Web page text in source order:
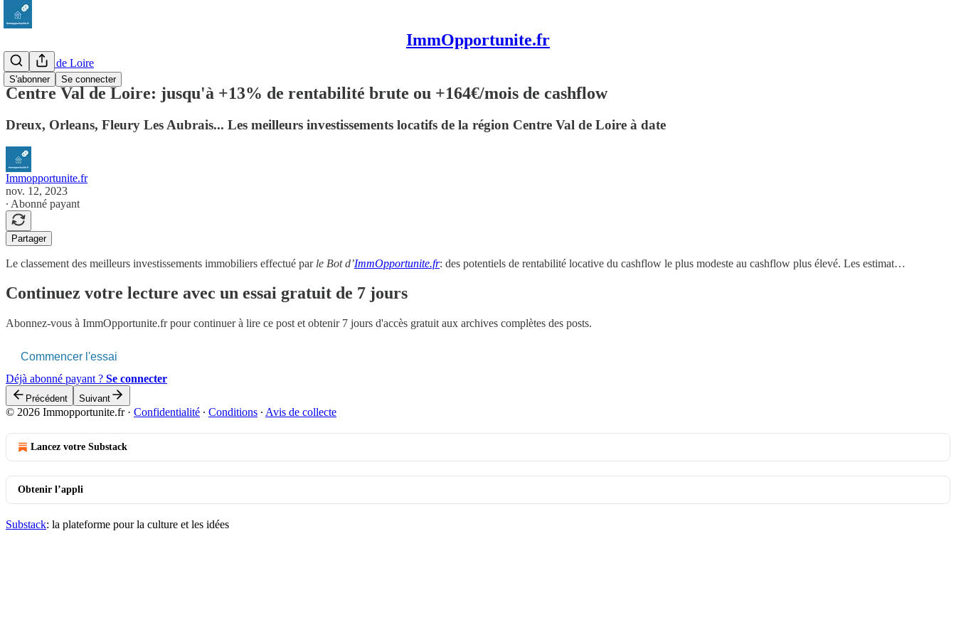
ImmOpportunite.fr
S'abonner Se connecter
Centre Val de Loire
Centre Val de Loire: jusqu'à +13% de rentabilité brute ou +164€/mois de cashflow
Dreux, Orleans, Fleury Les Aubrais... Les meilleurs investissements locatifs de la région Centre Val de Loire à date
Immopportunite.fr
nov. 12, 2023
∙ Abonné payant
Partager
Le classement des meilleurs investissements immobiliers effectué par le Bot d’ImmOpportunite.fr: des potentiels de rentabilité locative du cashflow le plus modeste au cashflow plus élevé. Les estimat…
Continuez votre lecture avec un essai gratuit de 7 jours
Abonnez-vous à ImmOpportunite.frpour continuer à lire ce post et obtenir 7 jours d'accès gratuit aux archives complètes des posts.
Commencer l'essai
Déjà abonné payant ? Se connecter
Précédent Suivant
© 2026 Immopportunite.fr· Confidentialité ∙ Conditions ∙ Avis de collecte
Lancez votre Substack
Obtenir l’appli
Substack: la plateforme pour la culture et les idées